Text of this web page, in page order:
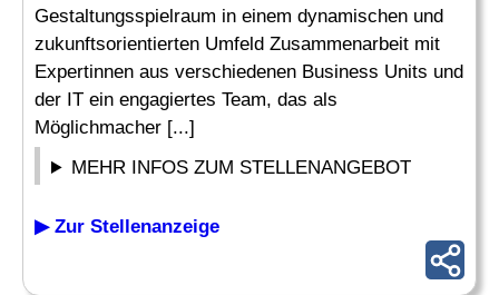
Gestaltungsspielraum in einem dynamischen und
zukunftsorientierten Umfeld Zusammenarbeit mit
Expertinnen aus verschiedenen Business Units und
der IT ein engagiertes Team, das als
Möglichmacher [...]
MEHR INFOS ZUM STELLENANGEBOT
▶ Zur Stellenanzeige